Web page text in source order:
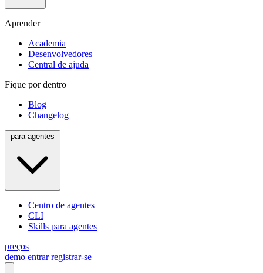
Aprender
Academia
Desenvolvedores
Central de ajuda
Fique por dentro
Blog
Changelog
Centro de agentes
CLI
Skills para agentes
preços
demo entrar registrar-se